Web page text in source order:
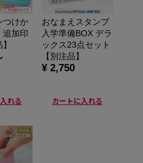
つけか
追加印
れる
おなまえスタンプ
入学準備BOX デラ
ックス23点セット
【別注品】
¥ 2,750
カートに入れる